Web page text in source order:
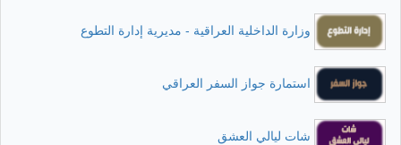
وزارة الداخلية العراقية - مديرية إدارة التطوع
استمارة جواز السفر العراقي
شات ليالي العشق